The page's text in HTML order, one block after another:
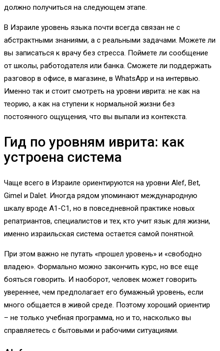
должно получиться на следующем этапе.
В Израиле уровень языка почти всегда связан не с
абстрактными знаниями, а с реальными задачами. Можете ли
вы записаться к врачу без стресса. Поймете ли сообщение
от школы, работодателя или банка. Сможете ли поддержать
разговор в офисе, в магазине, в WhatsApp и на интервью.
Именно так и стоит смотреть на уровни иврита: не как на
теорию, а как на ступени к нормальной жизни без
постоянного ощущения, что вы выпали из контекста.
Гид по уровням иврита: как
устроена система
Чаще всего в Израиле ориентируются на уровни Alef, Bet,
Gimel и Dalet. Иногда рядом упоминают международную
шкалу вроде A1-C1, но в повседневной практике новых
репатриантов, специалистов и тех, кто учит язык для жизни,
именно израильская система остается самой понятной.
При этом важно не путать «прошел уровень» и «свободно
владею». Формально можно закончить курс, но все еще
бояться говорить. И наоборот, человек может говорить
увереннее, чем предполагает его бумажный уровень, если
много общается в живой среде. Поэтому хороший ориентир
– не только учебная программа, но и то, насколько вы
справляетесь с бытовыми и рабочими ситуациями.